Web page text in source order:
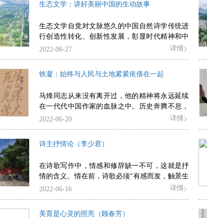
表现得生动而深刻。
生态文学：讲好美丽中国的生动故事
生态文学自觉对文脉悠久的中国自然诗学传统进
行创造性转化、创新性发展，彰显时代精神和中
国气象。
2022-06-27 详情
铁凝：始终与人民与土地紧紧依偎在一起
马烽同志从来没有离开过，他的精神将永远延续
在一代代中国作家的血脉之中。历史奔腾不息，
精神代代相传。
2022-06-20 详情
诗主抒情论（李少君）
在诗歌写作中，情感和修辞缺一不可，这就是抒
情的含义。情在前，诗歌必须“有感而发，触景生
情”，但仅仅如此是不够的，诗还需要技艺，诗是
2022-06-16 详情
美育是心灵的照亮（顾春芳）